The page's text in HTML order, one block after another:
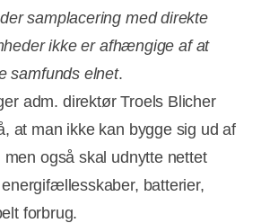
samplacering med direkte
ikke er afhængige af at
samfunds elnet.
adm. direktør Troels Blicher
at man ikke kan bygge sig ud af
også skal udnytte nettet
batterier,
forbrug.